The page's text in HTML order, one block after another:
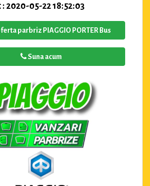
2020-05-22 18:52:03
parbriz PIAGGIO PORTER Bus
Suna acum